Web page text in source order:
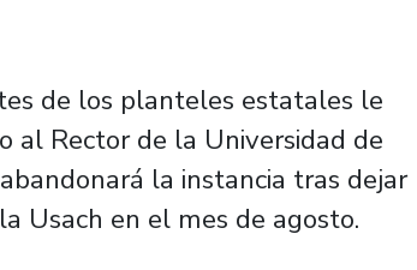
de los planteles estatales le
al Rector de la Universidad de
la instancia tras dejar
Usach en el mes de agosto.